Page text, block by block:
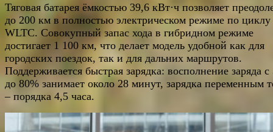
Тяговая батарея ёмкостью 39,6 кВт·ч позволяет
до 200 км в полностью электрическом режиме по циклу
WLTC. Совокупный запас хода в гибридном режиме
достигает 1 100 км, что делает модель удобной как для
городских поездок, так и для дальних маршрутов.
Поддерживается быстрая зарядка: восполнение заряда с
до 80% занимает около 28 минут, зарядка переменным
– порядка 4,5 часа.